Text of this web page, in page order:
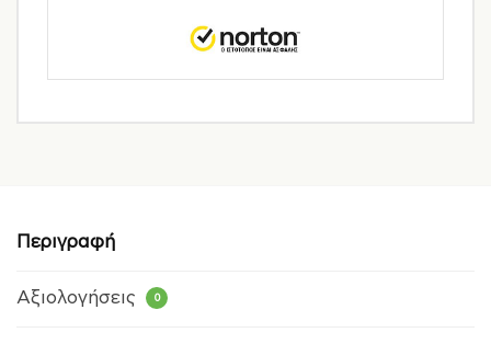
Περιγραφή
Αξιολογήσεις 0